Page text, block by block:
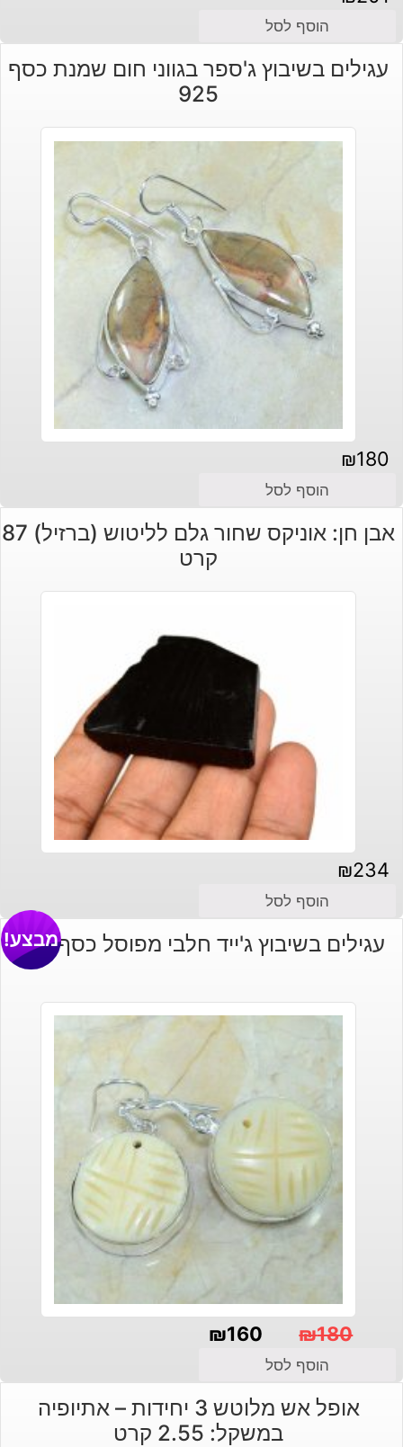
הוסף לסל
עגילים בשיבוץ ג'ספר בגווני חום שמנת כסף
925
₪180
הוסף לסל
אבן חן: אוניקס שחור גלם לליטוש (ברזיל) 87
קרט
₪234
הוסף לסל
עגילים בשיבוץ ג'ייד חלבי מפוסל כסף 925מבצע!
₪180
המקורי
היה:
₪160
הנוכחי
הוא:
הוסף לסל
אופל אש מלוטש 3 יחידות – אתיופיה
במשקל: 2.55 קרט